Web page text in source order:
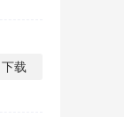
下载